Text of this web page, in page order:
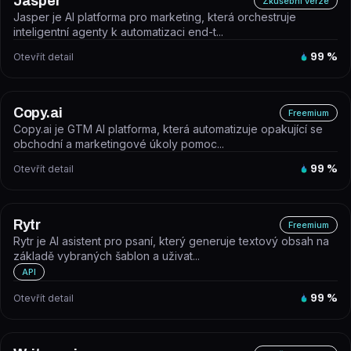
Jasper je AI platforma pro marketing, která orchestruje
inteligentní agenty k automatizaci end-t...
Otevřít detail 99 %
Copy.ai Freemium
Copy.ai je GTM AI platforma, která automatizuje opakující se
obchodní a marketingové úkoly pomoc...
Otevřít detail 99 %
Rytr Freemium
Rytr je AI asistent pro psaní, který generuje textový obsah na
základě vybraných šablon a uživat...
API
Otevřít detail 99 %